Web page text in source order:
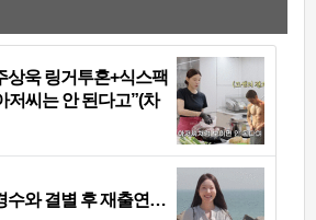
상욱 링거투혼+식스팩
저씨는 안 된다고”(차
수와 결별 후 재출연…